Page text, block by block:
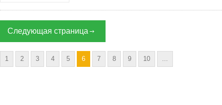
Следующая страница
1 2 3 4 5 6 7 8 9 10 ...